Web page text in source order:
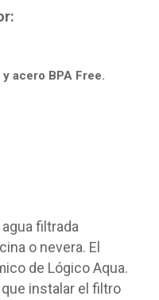
acero BPA Free.
agua filtrada
o nevera. El
de Lógico Aqua.
instalar el filtro